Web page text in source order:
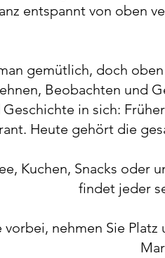
entspannt von oben
gemütlich, doch
Beobachten und
in sich:
Heute gehört die
Kuchen, Snacks oder
findet jeder
vorbei, nehmen Sie